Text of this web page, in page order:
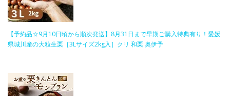
【予約品☆9月10日頃から順次発送】8月31日まで早期ご購入特典有り！愛媛
県城川産の大粒生栗［3Lサイズ2kg入］クリ 和栗 奥伊予